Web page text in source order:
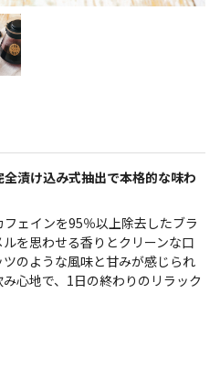
漬け込み式抽出で本格的な味わ
ェインを95％以上除去したブラ
を思わせる香りとクリーンな口
のような風味と甘みが感じられ
心地で、1日の終わりのリラック